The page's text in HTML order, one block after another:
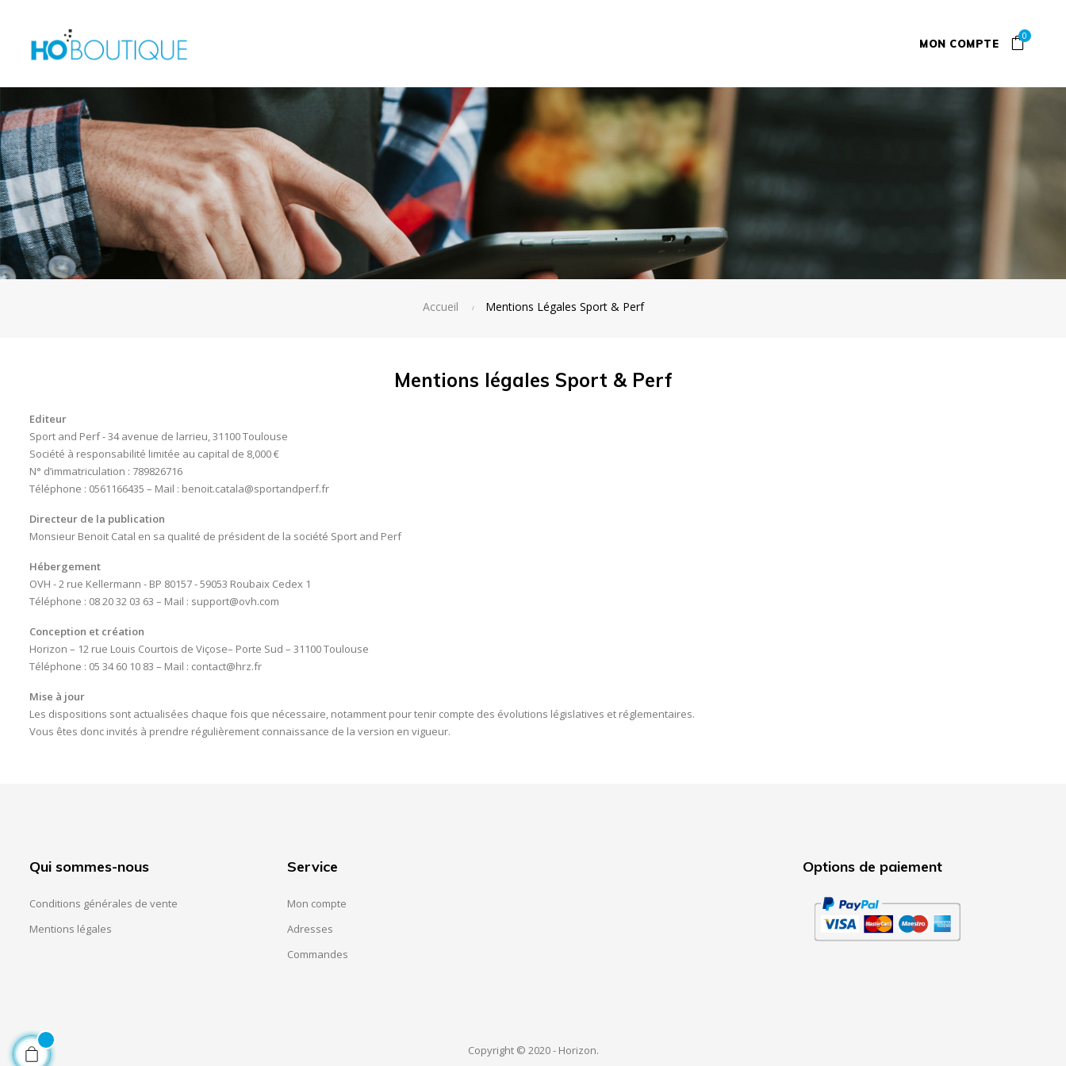
MON COMPTE
0
Accueil Mentions Légales Sport & Perf
Mentions légales Sport & Perf
Editeur
Sport and Perf - 34 avenue de larrieu, 31100 Toulouse
Société à responsabilité limitée au capital de 8,000 €
N° d’immatriculation : 789826716
Téléphone : 0561166435 – Mail : benoit.catala@sportandperf.fr
Directeur de la publication
Monsieur Benoit Catal en sa qualité de président de la société Sport and Perf
Hébergement
OVH - 2 rue Kellermann - BP 80157 - 59053 Roubaix Cedex 1
Téléphone : 08 20 32 03 63 – Mail : support@ovh.com
Conception et création
Horizon – 12 rue Louis Courtois de Viçose– Porte Sud – 31100 Toulouse
Téléphone : 05 34 60 10 83 – Mail : contact@hrz.fr
Mise à jour
Les dispositions sont actualisées chaque fois que nécessaire, notamment pour tenir compte des évolutions législatives et réglementaires.
Vous êtes donc invités à prendre régulièrement connaissance de la version en vigueur.
Qui sommes-nous
Conditions générales de vente
Mentions légales
Service
Mon compte
Adresses
Commandes
Options de paiement
Copyright © 2020 - Horizon.